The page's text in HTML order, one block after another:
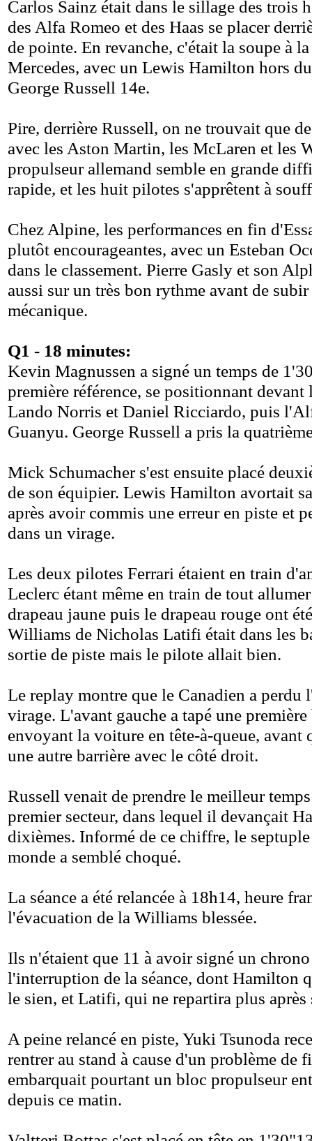
Carlos Sainz était dans le sillage des trois
des Alfa Romeo et des Haas se placer
de pointe. En revanche, c'était la soupe à
Mercedes, avec un Lewis Hamilton hors
George Russell 14e.
Pire, derrière Russell, on ne trouvait que
avec les Aston Martin, les McLaren et les
propulseur allemand semble en grande
rapide, et les huit pilotes s'apprêtent à
Chez Alpine, les performances en fin
plutôt encourageantes, avec un Esteban
dans le classement. Pierre Gasly et son
aussi sur un très bon rythme avant de
mécanique.
Q1 - 18 minutes:
Kevin Magnussen a signé un temps de
première référence, se positionnant devant
Lando Norris et Daniel Ricciardo, puis
Guanyu. George Russell a pris la
Mick Schumacher s'est ensuite placé
de son équipier. Lewis Hamilton avortait
après avoir commis une erreur en piste et
dans un virage.
Les deux pilotes Ferrari étaient en train
Leclerc étant même en train de tout
drapeau jaune puis le drapeau rouge ont
Williams de Nicholas Latifi était dans les
sortie de piste mais le pilote allait bien.
Le replay montre que le Canadien a perdu
virage. L'avant gauche a tapé une
envoyant la voiture en tête-à-queue, avant
une autre barrière avec le côté droit.
Russell venait de prendre le meilleur
premier secteur, dans lequel il devançait
dixièmes. Informé de ce chiffre, le
monde a semblé choqué.
La séance a été relancée à 18h14, heure
l'évacuation de la Williams blessée.
Ils n'étaient que 11 à avoir signé un
l'interruption de la séance, dont Hamilton
le sien, et Latifi, qui ne repartira plus après
A peine relancé en piste, Yuki Tsunoda
rentrer au stand à cause d'un problème de
embarquait pourtant un bloc propulseur
depuis ce matin.